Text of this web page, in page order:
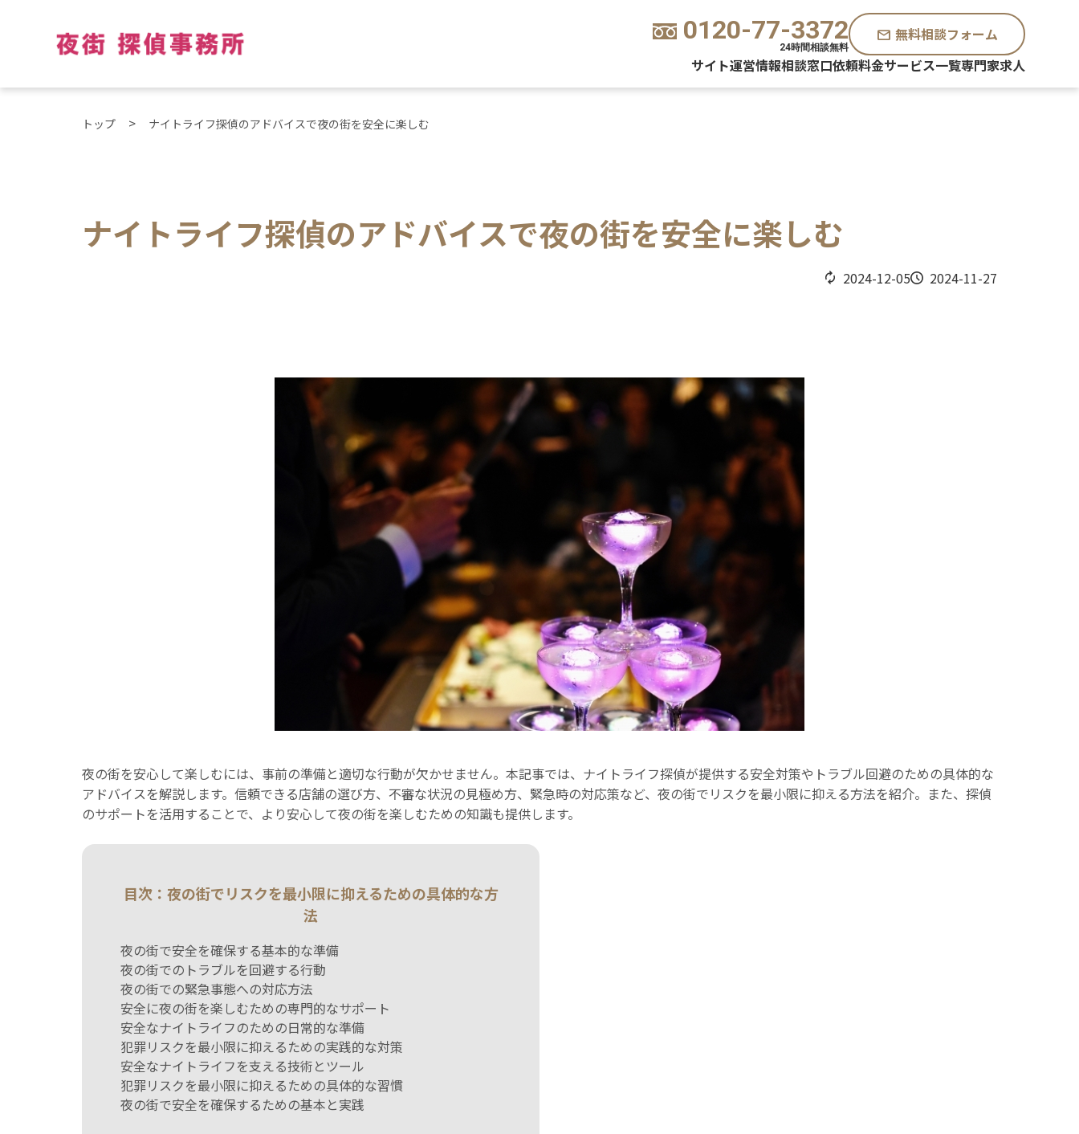
0120-77-3372
24時間相談無料
mail 無料相談フォーム
サイト運営情報相談窓口依頼料金サービス一覧専門家求人
トップ ナイトライフ探偵のアドバイスで夜の街を安全に楽しむ
ナイトライフ探偵のアドバイスで夜の街を安全に楽しむ
2024-12-05 2024-11-27
夜の街を安心して楽しむには、事前の準備と適切な行動が欠かせません。本記事では、ナイトライフ探偵が提供する安全対策やトラブル回避のための具体的な
アドバイスを解説します。信頼できる店舗の選び方、不審な状況の見極め方、緊急時の対応策など、夜の街でリスクを最小限に抑える方法を紹介。また、探偵
のサポートを活用することで、より安心して夜の街を楽しむための知識も提供します。
目次：夜の街でリスクを最小限に抑えるための具体的な方
法
夜の街で安全を確保する基本的な準備
夜の街でのトラブルを回避する行動
夜の街での緊急事態への対応方法
安全に夜の街を楽しむための専門的なサポート
安全なナイトライフのための日常的な準備
犯罪リスクを最小限に抑えるための実践的な対策
安全なナイトライフを支える技術とツール
犯罪リスクを最小限に抑えるための具体的な習慣
夜の街で安全を確保するための基本と実践